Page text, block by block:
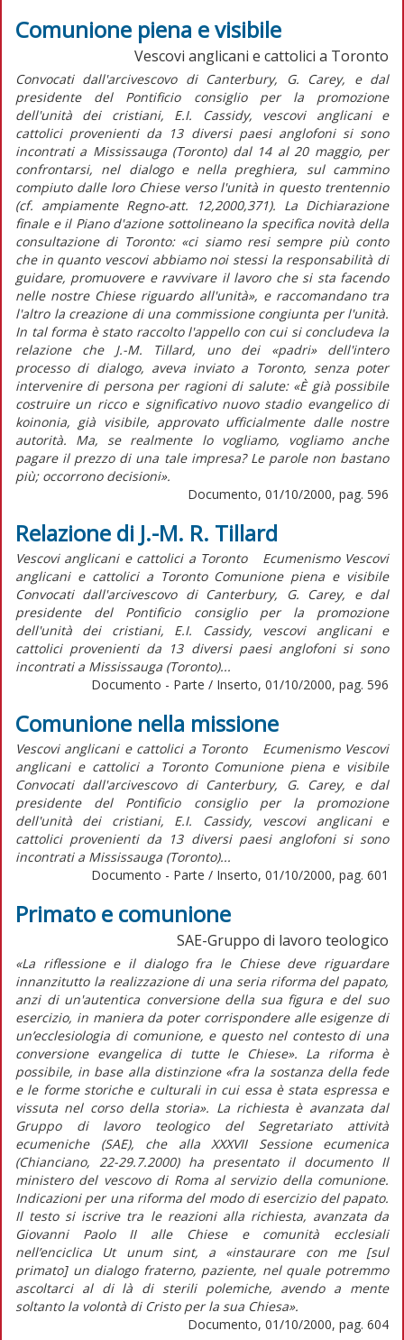
Comunione piena e visibile
Vescovi anglicani e cattolici a Toronto
Convocati dall'arcivescovo di Canterbury, G. Carey, e dal
presidente del Pontificio consiglio per la promozione
dell'unità dei cristiani, E.I. Cassidy, vescovi anglicani e
cattolici provenienti da 13 diversi paesi anglofoni si sono
incontrati a Mississauga (Toronto) dal 14 al 20 maggio, per
confrontarsi, nel dialogo e nella preghiera, sul cammino
compiuto dalle loro Chiese verso l'unità in questo trentennio
(cf. ampiamente Regno-att. 12,2000,371). La Dichiarazione
finale e il Piano d'azione sottolineano la specifica novità della
consultazione di Toronto: «ci siamo resi sempre più conto
che in quanto vescovi abbiamo noi stessi la responsabilità di
guidare, promuovere e ravvivare il lavoro che si sta facendo
nelle nostre Chiese riguardo all'unità», e raccomandano tra
l'altro la creazione di una commissione congiunta per l'unità.
In tal forma è stato raccolto l'appello con cui si concludeva la
relazione che J.-M. Tillard, uno dei «padri» dell'intero
processo di dialogo, aveva inviato a Toronto, senza poter
intervenire di persona per ragioni di salute: «È già possibile
costruire un ricco e significativo nuovo stadio evangelico di
koinonia, già visibile, approvato ufficialmente dalle nostre
autorità. Ma, se realmente lo vogliamo, vogliamo anche
pagare il prezzo di una tale impresa? Le parole non bastano
più; occorrono decisioni».
Documento, 01/10/2000, pag. 596
Relazione di J.-M. R. Tillard
Vescovi anglicani e cattolici a Toronto Ecumenismo Vescovi
anglicani e cattolici a Toronto Comunione piena e visibile
Convocati dall'arcivescovo di Canterbury, G. Carey, e dal
presidente del Pontificio consiglio per la promozione
dell'unità dei cristiani, E.I. Cassidy, vescovi anglicani e
cattolici provenienti da 13 diversi paesi anglofoni si sono
incontrati a Mississauga (Toronto)...
Documento - Parte / Inserto, 01/10/2000, pag. 596
Comunione nella missione
Vescovi anglicani e cattolici a Toronto Ecumenismo Vescovi
anglicani e cattolici a Toronto Comunione piena e visibile
Convocati dall'arcivescovo di Canterbury, G. Carey, e dal
presidente del Pontificio consiglio per la promozione
dell'unità dei cristiani, E.I. Cassidy, vescovi anglicani e
cattolici provenienti da 13 diversi paesi anglofoni si sono
incontrati a Mississauga (Toronto)...
Documento - Parte / Inserto, 01/10/2000, pag. 601
Primato e comunione
SAE-Gruppo di lavoro teologico
«La riflessione e il dialogo fra le Chiese deve riguardare
innanzitutto la realizzazione di una seria riforma del papato,
anzi di un'autentica conversione della sua figura e del suo
esercizio, in maniera da poter corrispondere alle esigenze di
un’ecclesiologia di comunione, e questo nel contesto di una
conversione evangelica di tutte le Chiese». La riforma è
possibile, in base alla distinzione «fra la sostanza della fede
e le forme storiche e culturali in cui essa è stata espressa e
vissuta nel corso della storia». La richiesta è avanzata dal
Gruppo di lavoro teologico del Segretariato attività
ecumeniche (SAE), che alla XXXVII Sessione ecumenica
(Chianciano, 22-29.7.2000) ha presentato il documento Il
ministero del vescovo di Roma al servizio della comunione.
Indicazioni per una riforma del modo di esercizio del papato.
Il testo si iscrive tra le reazioni alla richiesta, avanzata da
Giovanni Paolo II alle Chiese e comunità ecclesiali
nell’enciclica Ut unum sint, a «instaurare con me [sul
primato] un dialogo fraterno, paziente, nel quale potremmo
ascoltarci al di là di sterili polemiche, avendo a mente
soltanto la volontà di Cristo per la sua Chiesa».
Documento, 01/10/2000, pag. 604